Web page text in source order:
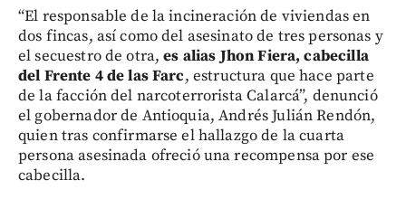
“El responsable de la incineración de viviendas en
dos fincas, así como del asesinato de tres personas y
el secuestro de otra,es alias Jhon Fiera, cabecilla
del Frente 4 de las Farc, estructura que hace parte
de la facción del narcoterrorista Calarcá”, denunció
el gobernador de Antioquia, Andrés Julián Rendón,
quien tras confirmarse el hallazgo de la cuarta
persona asesinada ofreció una recompensa por ese
cabecilla.